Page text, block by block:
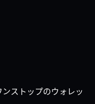
ストップのウォレッ